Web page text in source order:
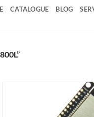
CATALOGUE BLOG